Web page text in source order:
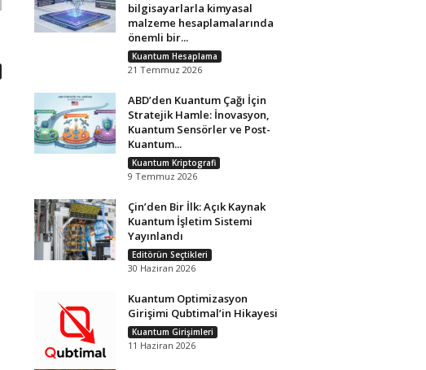
bilgisayarlarla kimyasal
malzeme hesaplamalarında
önemli bir...
Kuantum Hesaplama
21 Temmuz 2026
ABD’den Kuantum Çağı İçin
Stratejik Hamle: İnovasyon,
Kuantum Sensörler ve Post-
Kuantum...
Kuantum Kriptografi
9 Temmuz 2026
Çin’den Bir İlk: Açık Kaynak
Kuantum İşletim Sistemi
Yayınlandı
Editörün Seçtikleri
30 Haziran 2026
Kuantum Optimizasyon
Girişimi Qubtimal’in Hikayesi
Kuantum Girişimleri
11 Haziran 2026